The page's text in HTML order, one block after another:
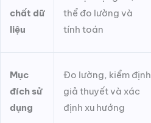
chất dữ
liệu
thể đo lường và
tính toán
Mục
đích sử
dụng
Đo lường, kiểm định
giả thuyết và xác
định xu hướng